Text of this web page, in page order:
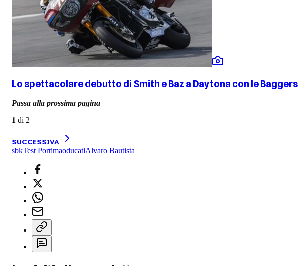
Lo spettacolare debutto di Smith e Baz a Daytona con le Baggers
Passa alla prossima pagina
1 di 2
SUCCESSIVA
sbkTest PortimaoducatiAlvaro Bautista